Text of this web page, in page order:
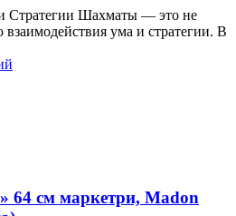
Стратегии Шахматы — это не
взаимодействия ума и стратегии. В
см маркетри, Madon